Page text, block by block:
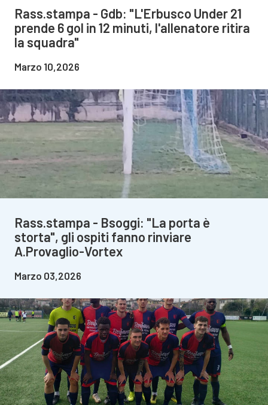
Rass.stampa - Gdb: "L'Erbusco Under 21
prende 6 gol in 12 minuti, l'allenatore ritira
la squadra"
Marzo 10,2026
Rass.stampa - Bsoggi: "La porta è
storta", gli ospiti fanno rinviare
A.Provaglio-Vortex
Marzo 03,2026